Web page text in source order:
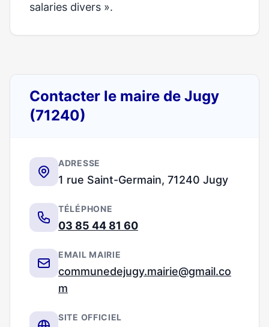
salaries divers ».
Contacter le maire de Jugy
(71240)
ADRESSE
1 rue Saint-Germain, 71240 Jugy
TÉLÉPHONE
03 85 44 81 60
EMAIL MAIRIE
communedejugy.mairie@gmail.co
m
SITE OFFICIEL